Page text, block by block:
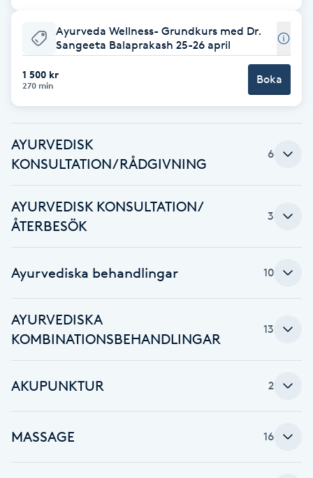
Enzympeeling
Extensions
Extensions borttagning
Eyeliner-tatuering
F
Face framing
Fet hårbotten
Fettreducering
Fibromassage
Fotmassage
Ayurveda Wellness- Grundkurs med Dr.
Sangeeta Balaprakash 25-26 april
1 500 kr
270 min Boka
AYURVEDISK
KONSULTATION/RÅDGIVNING
6
AYURVEDISK KONSULTATION/
ÅTERBESÖK
3
Ayurvediska behandlingar 10
AYURVEDISKA
KOMBINATIONSBEHANDLINGAR
13
AKUPUNKTUR 2
MASSAGE 16